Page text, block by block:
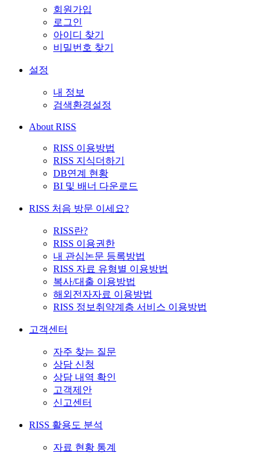
회원가입
로그인
아이디 찾기
비밀번호 찾기
설정
내 정보
검색환경설정
About RISS
RISS 이용방법
RISS 지식더하기
DB연계 현황
BI 및 배너 다운로드
RISS 처음 방문 이세요?
RISS란?
RISS 이용권한
내 관심논문 등록방법
RISS 자료 유형별 이용방법
복사/대출 이용방법
해외전자자료 이용방법
RISS 정보취약계층 서비스 이용방법
고객센터
자주 찾는 질문
상담 신청
상담 내역 확인
고객제안
신고센터
RISS 활용도 분석
자료 현황 통계